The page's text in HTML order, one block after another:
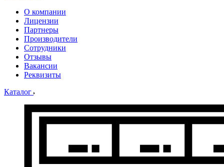
О компании
Лицензии
Партнеры
Производители
Сотрудники
Отзывы
Вакансии
Реквизиты
Каталог